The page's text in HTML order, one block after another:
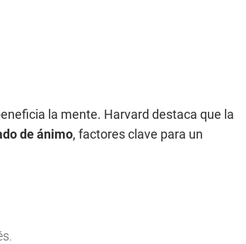
la mente. Harvard destaca que la
de ánimo, factores clave para un